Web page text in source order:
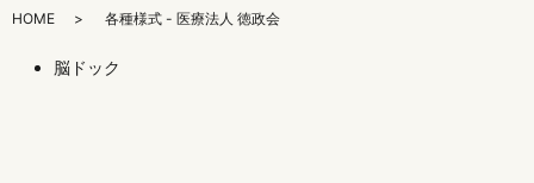
HOME 各種様式 - 医療法人 徳政会
脳ドック